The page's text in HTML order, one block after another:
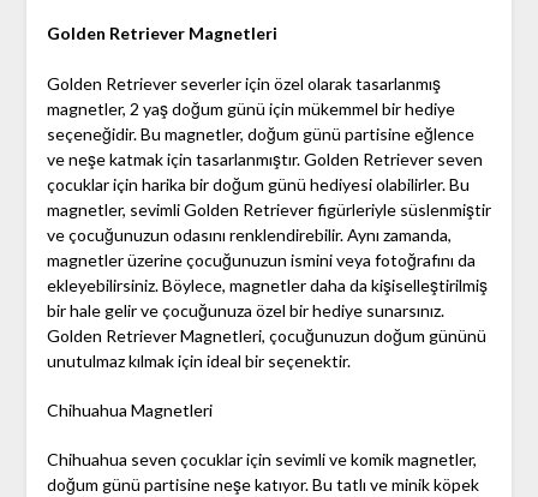
Golden Retriever Magnetleri
Golden Retriever severler için özel olarak tasarlanmış
magnetler, 2 yaş doğum günü için mükemmel bir hediye
seçeneğidir. Bu magnetler, doğum günü partisine eğlence
ve neşe katmak için tasarlanmıştır. Golden Retriever seven
çocuklar için harika bir doğum günü hediyesi olabilirler. Bu
magnetler, sevimli Golden Retriever figürleriyle süslenmiştir
ve çocuğunuzun odasını renklendirebilir. Aynı zamanda,
magnetler üzerine çocuğunuzun ismini veya fotoğrafını da
ekleyebilirsiniz. Böylece, magnetler daha da kişiselleştirilmiş
bir hale gelir ve çocuğunuza özel bir hediye sunarsınız.
Golden Retriever Magnetleri, çocuğunuzun doğum gününü
unutulmaz kılmak için ideal bir seçenektir.
Chihuahua Magnetleri
Chihuahua seven çocuklar için sevimli ve komik magnetler,
doğum günü partisine neşe katıyor. Bu tatlı ve minik köpek